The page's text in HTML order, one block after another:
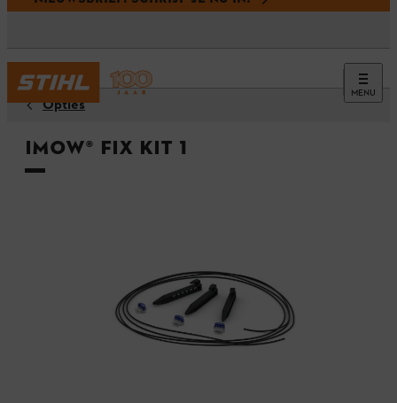
MENU
Opties
iMOW® Fix Kit 1